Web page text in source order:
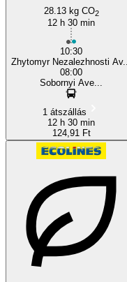
28.13 kg CO2
12 h 30 min
10:30
Zhytomyr Nezalezhnosti Av...
08:00
Sobornyi Ave...
1 átszállás
12 h 30 min
124,91 Ft